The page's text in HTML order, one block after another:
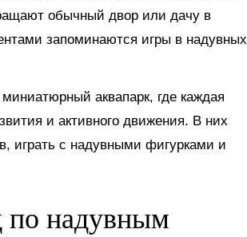
обычный двор или дачу в
запоминаются игры в надувных
аквапарк, где каждая
и активного движения. В них
играть с надувными фигурками и
по надувным